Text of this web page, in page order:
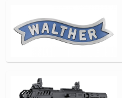
Jagdreviere
Bücher, Videos
Antikes